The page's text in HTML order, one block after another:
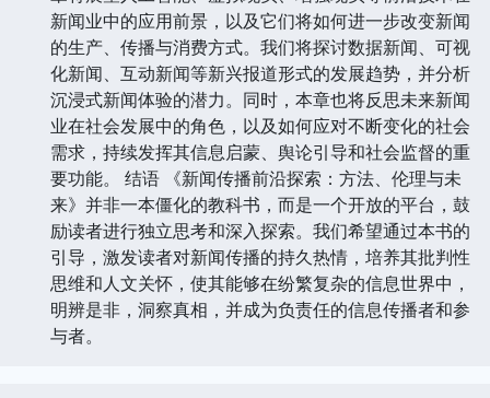
新闻业中的应用前景，以及它们将如何进一步改变新闻
的生产、传播与消费方式。我们将探讨数据新闻、可视
化新闻、互动新闻等新兴报道形式的发展趋势，并分析
沉浸式新闻体验的潜力。同时，本章也将反思未来新闻
业在社会发展中的角色，以及如何应对不断变化的社会
需求，持续发挥其信息启蒙、舆论引导和社会监督的重
要功能。 结语 《新闻传播前沿探索：方法、伦理与未
来》并非一本僵化的教科书，而是一个开放的平台，鼓
励读者进行独立思考和深入探索。我们希望通过本书的
引导，激发读者对新闻传播的持久热情，培养其批判性
思维和人文关怀，使其能够在纷繁复杂的信息世界中，
明辨是非，洞察真相，并成为负责任的信息传播者和参
与者。